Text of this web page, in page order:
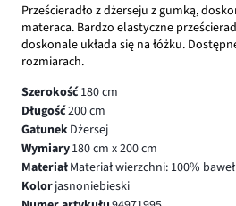
Prześcieradło z dżerseju z gumką,
materaca. Bardzo elastyczne
doskonale układa się na łóżku.
rozmiarach.
Szerokość180 cm
Długość200 cm
GatunekDżersej
Wymiary180 cm x 200 cm
MateriałMateriał wierzchni: 100%
Kolorjasnoniebieski